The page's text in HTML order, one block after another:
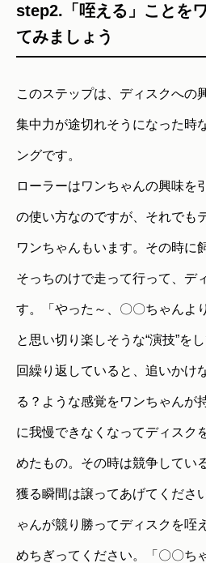
step2.「咥える」ことを
てみましょう
このステップは、ディスクへの
集中力が途切れそうになった時
ングです。
ローラーはワンちゃんの興味を
の使い方なのですが、それでも
ワンちゃんもいます。その時に
そっちのけで走って行って、デ
す。「やった～、〇〇ちゃんよ
と思い切り楽しそうな“演技”を
回繰り返していると、追いかけ
る？ような感覚をワンちゃんが
に我慢できなくなってディスク
めたもの。その時は競争してい
獲る瞬間は譲ってあげてくださ
ゃんが競り勝ってディスクを咥
めちぎってください。「〇〇ち